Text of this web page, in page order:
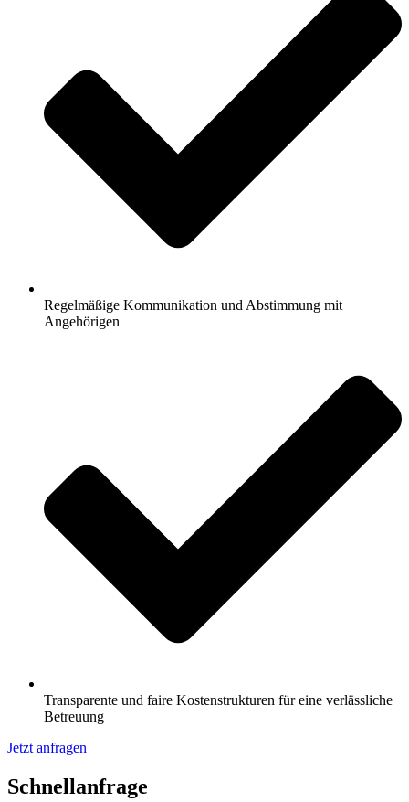
Regelmäßige Kommunikation und Abstimmung mit
Angehörigen
Transparente und faire Kostenstrukturen für eine verlässliche
Betreuung
Jetzt anfragen
Schnell­anfrage